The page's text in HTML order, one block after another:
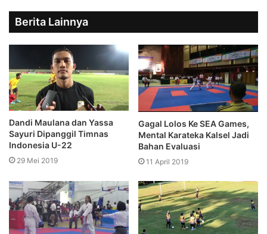
Berita Lainnya
Dandi Maulana dan Yassa
Sayuri Dipanggil Timnas
Indonesia U-22
29 Mei 2019
Gagal Lolos Ke SEA Games,
Mental Karateka Kalsel Jadi
Bahan Evaluasi
11 April 2019